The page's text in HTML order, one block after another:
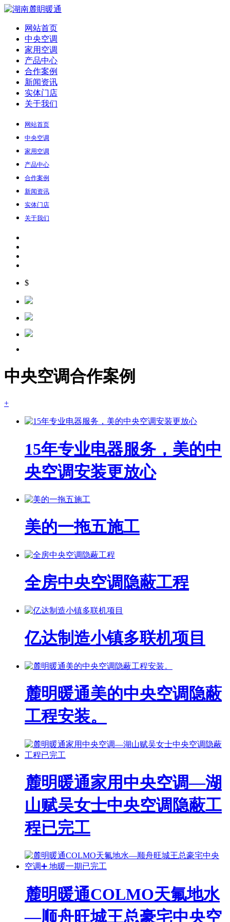
网站首页
中央空调
家用空调
产品中心
合作案例
新闻资讯
实体门店
关于我们
网站首页
中央空调
家用空调
产品中心
合作案例
新闻资讯
实体门店
关于我们
$
中央空调合作案例
+
15年专业电器服务，美的中
央空调安装更放心
美的一拖五施工
全房中央空调隐蔽工程
亿达制造小镇多联机项目
麓明暖通美的中央空调隐蔽
工程安装。
麓明暖通家用中央空调—湖
山赋吴女士中央空调隐蔽工
程已完工
麓明暖通COLMO天氟地水
—顺舟旺城王总豪宅中央空